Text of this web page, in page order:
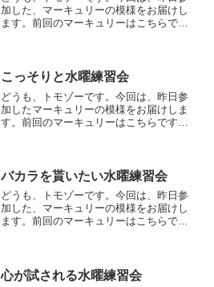
加した、マーキュリーの模様をお届けし
ます。前回のマーキュリーはこちらで
す組の設定ペースは４分／キ...
こっそりと水曜練習会
どうも、トモゾーです。今回は、昨日参
加したマーキュリーの模様をお届けしま
す。前回のマーキュリーはこちらです。
トラックが使えない、おそ...
バカラを貰いたい水曜練習会
どうも、トモゾーです。今回は、昨日参
加した、マーキュリーの模様をお届けし
ます。前回のマーキュリーはこちらで
いう事で、久しぶりにペーサ...
心が試される水曜練習会